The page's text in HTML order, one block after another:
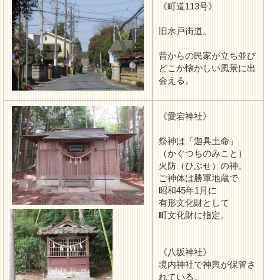
《町道113号》
旧水戸街道。
昔からの民家が立ち並び
どこか懐かしい風景に出
会える。
《愛宕神社》
祭神は「迦具土命」
（かぐつちのみこと）
火防（ひぶせ）の神。
ご神体は勝軍地蔵で
昭和45年1月に
有形文化財として
町文化財に指定。
《八坂神社》
境内神社で神輿が保管さ
れている。